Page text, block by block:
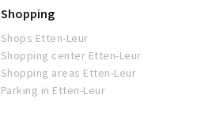
Shopping
Shops Etten-Leur
Shopping center Etten-Leur
Shopping areas Etten-Leur
Parking in Etten-Leur